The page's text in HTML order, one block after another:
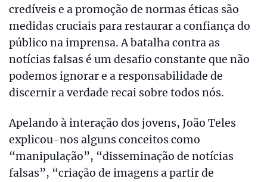
credíveis e a promoção de normas éticas são
medidas cruciais para restaurar a confiança do
público na imprensa. A batalha contra as
notícias falsas é um desafio constante que não
podemos ignorar e a responsabilidade de
discernir a verdade recai sobre todos nós.
Apelando à interação dos jovens, João Teles
explicou-nos alguns conceitos como
“manipulação”, “disseminação de notícias
falsas”, “criação de imagens a partir de